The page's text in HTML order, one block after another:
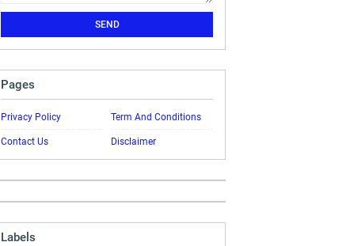
Pages
Privacy Policy Term And Conditions
Contact Us Disclaimer
Labels